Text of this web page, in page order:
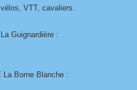
VTT, cavaliers.
Guignardière :
La Borne Blanche :